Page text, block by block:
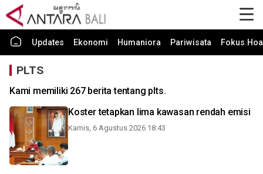
Updates Ekonomi Humaniora Pariwisata Fokus
PLTS
Kami memiliki 267 berita tentang plts.
Koster tetapkan lima kawasan rendah emisi
Kamis, 6 Agustus 2026 18:43